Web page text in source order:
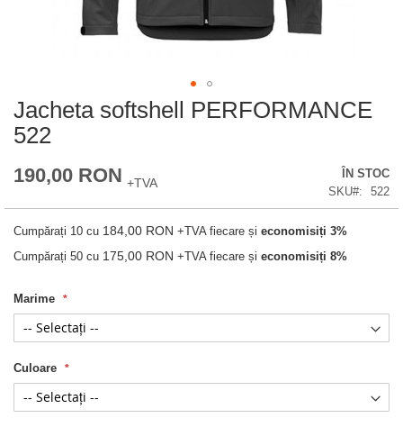
Skip
to
the
of
the
gallery
Jacheta softshell PERFORMANCE
522
190,00 RON +TVA
ÎN STOC
SKU
522
Cumpărați 10 cu 184,00 RON +TVA fiecare și economisiți 3%
Cumpărați 50 cu 175,00 RON +TVA fiecare și economisiți 8%
Marime
Culoare